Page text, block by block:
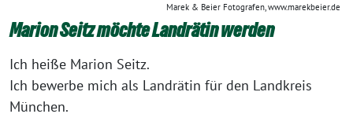
Marek & Beier Fotografen, www.marekbeier.de
Marion Seitz möchte Landrätin werden
Ich heiße Marion Seitz.
Ich bewerbe mich als Landrätin für den Landkreis
München.